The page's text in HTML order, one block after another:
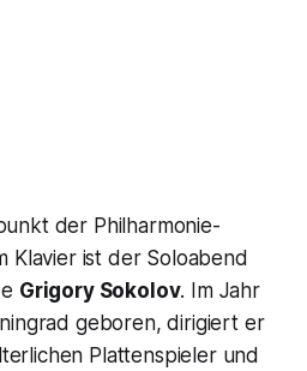
der Philharmonie-
Klavierist der Soloabend
Grigory Sokolov. Im Jahr
geboren, dirigiert er
Plattenspieler und